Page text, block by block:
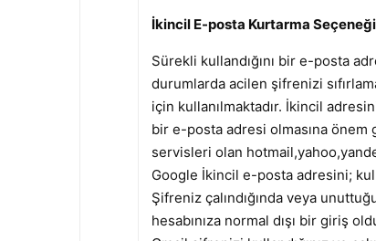
İkincil E-posta Kurtarma Seçeneği
Sürekli kullandığını bir e-posta
durumlarda acilen şifrenizi
için kullanılmaktadır. İkincil
bir e-posta adresi olmasına önem
servisleri olan
Google İkincil e-posta adresini;
Şifreniz çalındığında veya
hesabınıza normal dışı bir giriş